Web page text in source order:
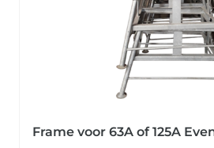
Frame voor 63A of 125A